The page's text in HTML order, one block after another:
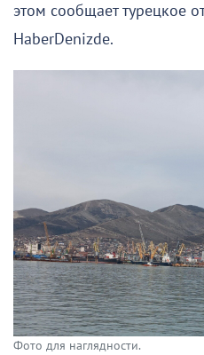
этом сообщает турецкое
HaberDenizde.
Фото для наглядности.